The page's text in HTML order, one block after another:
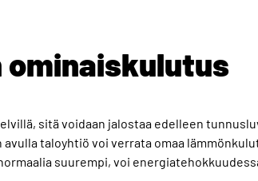
ominaiskulutus
sitä voidaan jalostaa edelleen
taloyhtiö voi verrata omaa
suurempi, voi